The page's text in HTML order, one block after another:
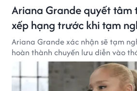
Ariana Grande quyết
xếp hạng trước khi tạm
Ariana Grande xác nhận sẽ tạm
hoàn thành chuyến lưu diễn vào